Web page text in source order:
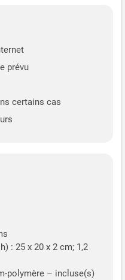
prévu
certains cas
: 25 x 20 x 2 cm; 1,2
polymère – incluse(s)